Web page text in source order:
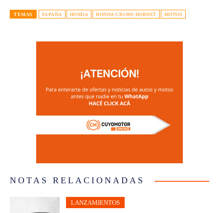
TEMAS ESPAÑA HONDA HONDA CB1000 HORNET MOTOS
NOTAS RELACIONADAS
LANZAMIENTOS